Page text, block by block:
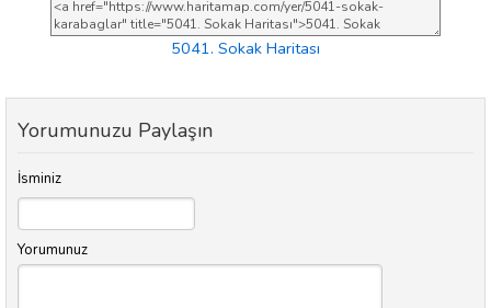
5041. Sokak Haritası
Yorumunuzu Paylaşın
İsminiz
Yorumunuz